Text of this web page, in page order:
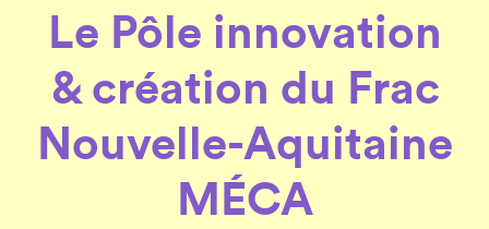
Le Pôle innovation
& création du Frac
Nouvelle-Aquitaine
MÉCA